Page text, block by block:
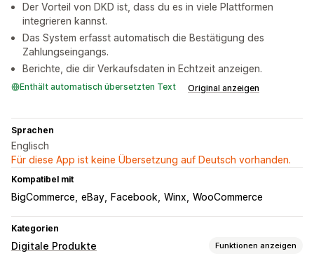
Der Vorteil von DKD ist, dass du es in viele Plattformen
integrieren kannst.
Das System erfasst automatisch die Bestätigung des
Zahlungseingangs.
Berichte, die dir Verkaufsdaten in Echtzeit anzeigen.
Enthält automatisch übersetzten Text Original anzeigen
Sprachen
Englisch
Für diese App ist keine Übersetzung auf Deutsch vorhanden.
Kompatibel mit
BigCommerce eBay Facebook Winx WooCommerce
Kategorien
Digitale Produkte Funktionen anzeigen